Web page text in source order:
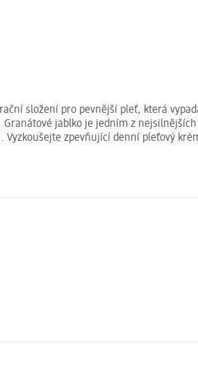
složení pro pevnější pleť, která
jablko je jedním z
zpevňující denní pleťový